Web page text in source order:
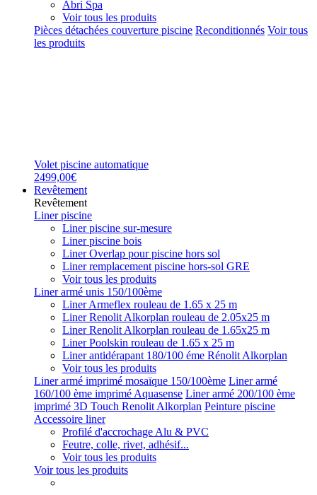
Abri Spa
Voir tous les produits
Pièces détachées couverture piscine Reconditionnés Voir tous
les produits
Volet piscine automatique
2499,00€
Revêtement
Revêtement
Liner piscine
Liner piscine sur-mesure
Liner piscine bois
Liner Overlap pour piscine hors sol
Liner remplacement piscine hors-sol GRE
Voir tous les produits
Liner armé unis 150/100ème
Liner Armeflex rouleau de 1.65 x 25 m
Liner Renolit Alkorplan rouleau de 2.05x25 m
Liner Renolit Alkorplan rouleau de 1.65x25 m
Liner Poolskin rouleau de 1.65 x 25 m
Liner antidérapant 180/100 éme Rénolit Alkorplan
Voir tous les produits
Liner armé imprimé mosaïque 150/100ème Liner armé
160/100 ème imprimé Aquasense Liner armé 200/100 ème
imprimé 3D Touch Renolit Alkorplan Peinture piscine
Accessoire liner
Profilé d'accrochage Alu & PVC
Feutre, colle, rivet, adhésif...
Voir tous les produits
Voir tous les produits